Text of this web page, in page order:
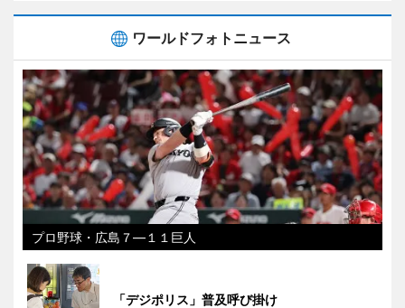
ワールドフォトニュース
プロ野球・広島７―１１巨人
「デジポリス」普及呼び掛け